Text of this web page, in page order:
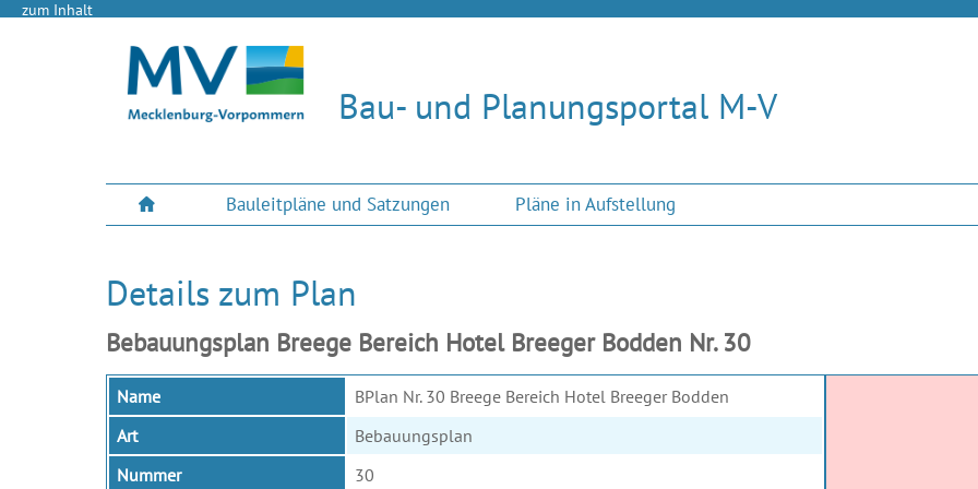
zum Inhalt
Bau- und Planungsportal M-V
Bauleitpläne und Satzungen Pläne in Aufstellung
Details zum Plan
Bebauungsplan Breege Bereich Hotel Breeger Bodden Nr. 30
Name
BPlan Nr. 30 Breege Bereich Hotel Breeger Bodden
Art
Bebauungsplan
Nummer
30